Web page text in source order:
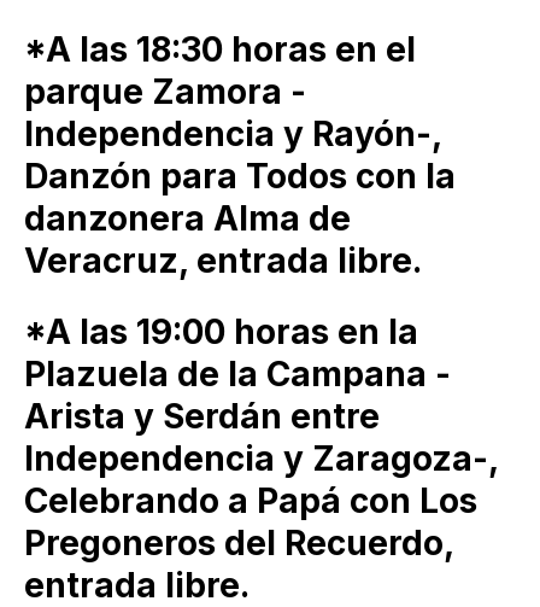
*A las 18:30 horas en el
parque Zamora -
Independencia y Rayón-,
Danzón para Todos con la
danzonera Alma de
Veracruz, entrada libre.
*A las 19:00 horas en la
Plazuela de la Campana -
Arista y Serdán entre
Independencia y Zaragoza-,
Celebrando a Papá con Los
Pregoneros del Recuerdo,
entrada libre.